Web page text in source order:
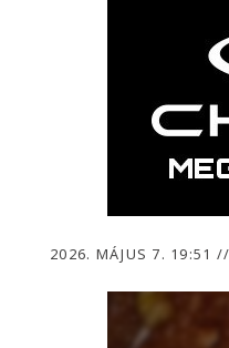
2026. MÁJUS 7. 19:51 //